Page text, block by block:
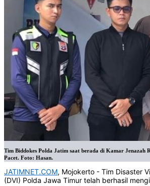
Tim Biddokes Polda Jatim saat berada di Kamar Jenazah
Pacet. Foto: Hasan.
JATIMNET.COM, Mojokerto - Tim Disaster
(DVI) Polda Jawa Timur telah berhasil